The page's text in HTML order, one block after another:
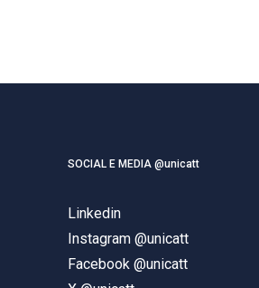
SOCIAL E MEDIA @unicatt
Linkedin
Instagram @unicatt
Facebook @unicatt